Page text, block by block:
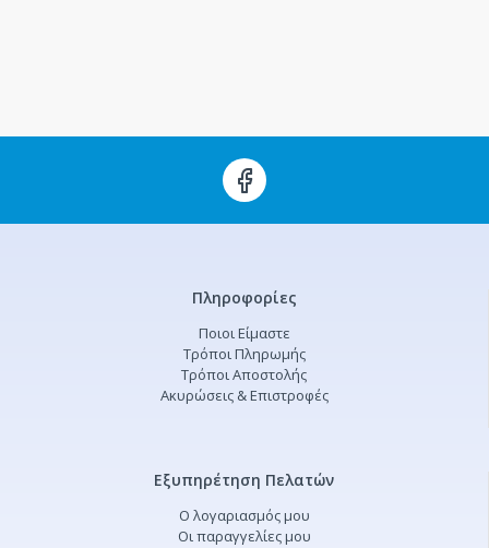
Πληροφορίες
Ποιοι Είμαστε
Τρόποι Πληρωμής
Τρόποι Αποστολής
Ακυρώσεις & Επιστροφές
Εξυπηρέτηση Πελατών
Ο λογαριασμός μου
Οι παραγγελίες μου